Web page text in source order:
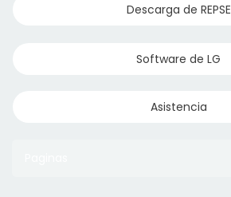
Descarga de REPSE
Software de LG
Asistencia